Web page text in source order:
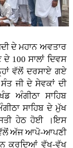
ਦੇ ਮਹਾਨ ਅਵਤਾਰ
100 ਸਾਲਾਂ ਦਿਵਸ
ਵੱਲੋਂ ਦਰਸਾਏ ਗਏ
ਜੀ ਦੇ ਸੇਵਕਾਂ ਦੀ
ਅੰਗੀਠਾ ਸਾਹਿਬ
ਸਾਹਿਬ ਦੇ ਮੁੱਖ
ਹੇਠ ਹੋਈ ।ਇਸ
ਵੱਲੋਂ ਅੱਜ ਆਪੋ-ਆਪਣੀ
ਕਰਦਿਆਂ ਵੱਖ-ਵੱਖ